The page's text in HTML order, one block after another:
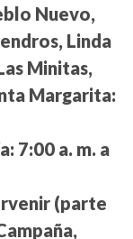
Nuevo,
Linda
Minitas,
Margarita:
7:00 a. m. a
(parte